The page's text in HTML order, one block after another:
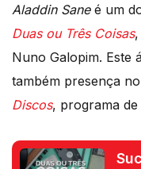
Aladdin Saneé um
Duas ou Três Coisas,
Nuno Galopim. Este
também presença
Discos, programa